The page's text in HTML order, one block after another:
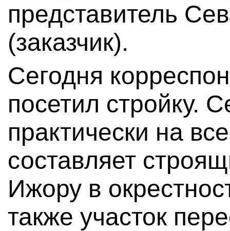
представитель
(заказчик).
Сегодня
посетил стройку.
практически на
составляет
Ижору в
также участок